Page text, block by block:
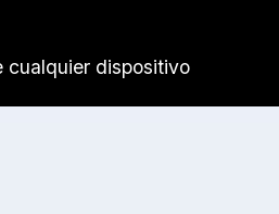
cualquier dispositivo